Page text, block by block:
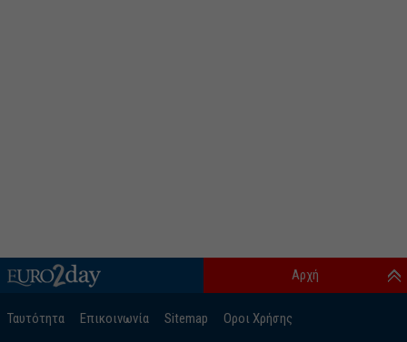
Ταυτότητα Επικοινωνία Sitemap Οροι Χρήσης
Αρχή